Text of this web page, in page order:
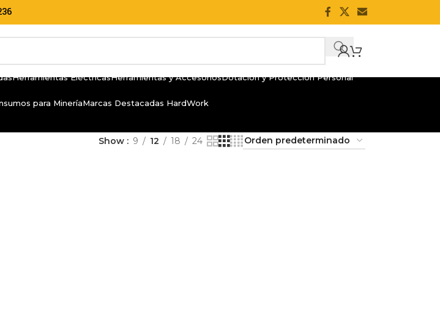
Herramientas EléctricasHerramientas y AccesoriosDotación y Protección Personal
para MineríaMarcas Destacadas HardWork
Show 9 12 18 24